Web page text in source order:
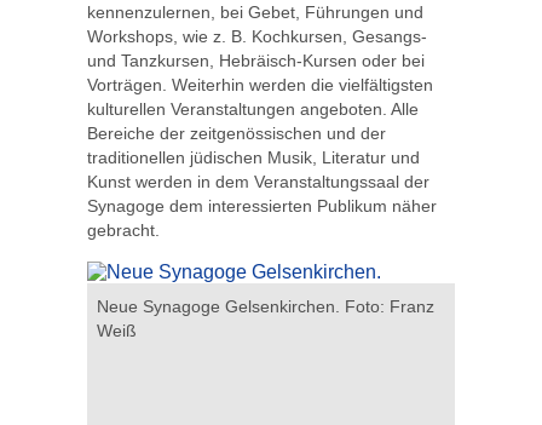
kennenzulernen, bei Gebet, Führungen und
Workshops, wie z. B. Kochkursen, Gesangs-
und Tanzkursen, Hebräisch-Kursen oder bei
Vorträgen. Weiterhin werden die vielfältigsten
kulturellen Veranstaltungen angeboten. Alle
Bereiche der zeitgenössischen und der
traditionellen jüdischen Musik, Literatur und
Kunst werden in dem Veranstaltungssaal der
Synagoge dem interessierten Publikum näher
gebracht.
Neue Synagoge Gelsenkirchen. Foto: Franz
Weiß